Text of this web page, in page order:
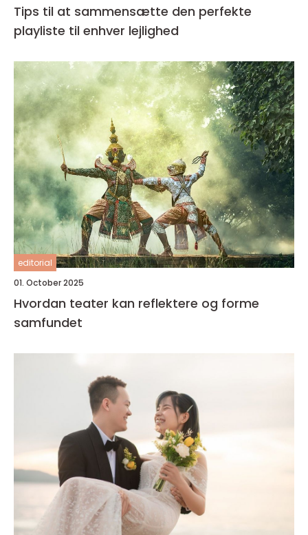
Tips til at sammensætte den perfekte
playliste til enhver lejlighed
editorial
01. October 2025
Hvordan teater kan reflektere og forme
samfundet